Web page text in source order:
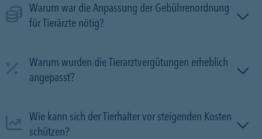
Warum war die Anpassung der Gebührenordnung
für Tierärzte nötig?
Warum wurden die Tierarztvergütungen erheblich
angepasst?
Wie kann sich der Tierhalter vor steigenden Kosten
schützen?